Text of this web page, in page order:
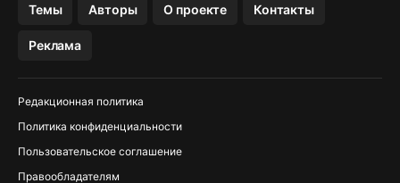
Темы Авторы О проекте Контакты
Реклама
Редакционная политика
Политика конфиденциальности
Пользовательское соглашение
Правообладателям